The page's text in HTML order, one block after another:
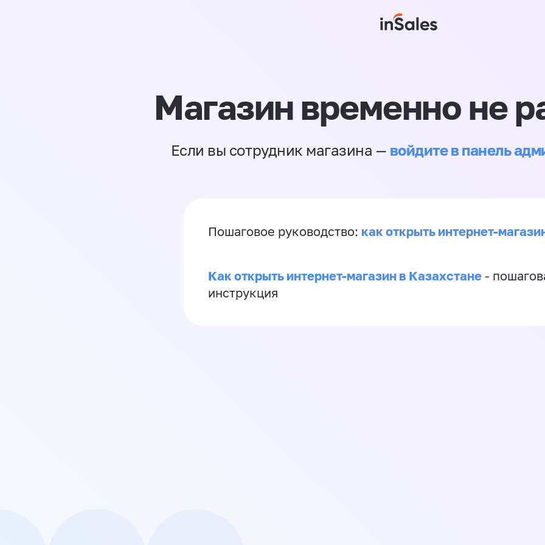
Магазин временно не
Если вы сотрудник магазина — войдите в панель
Пошаговое руководство: как открыть интернет-
Как открыть интернет-магазин в Казахстане -
инструкция